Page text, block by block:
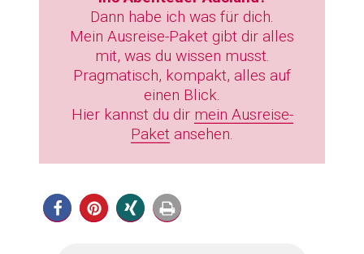
Dann habe ich was für dich.
Mein Ausreise-Paket gibt dir alles
mit, was du wissen musst.
Pragmatisch, kompakt, alles auf
einen Blick.
Hier kannst du dir mein Ausreise-
Paket ansehen.